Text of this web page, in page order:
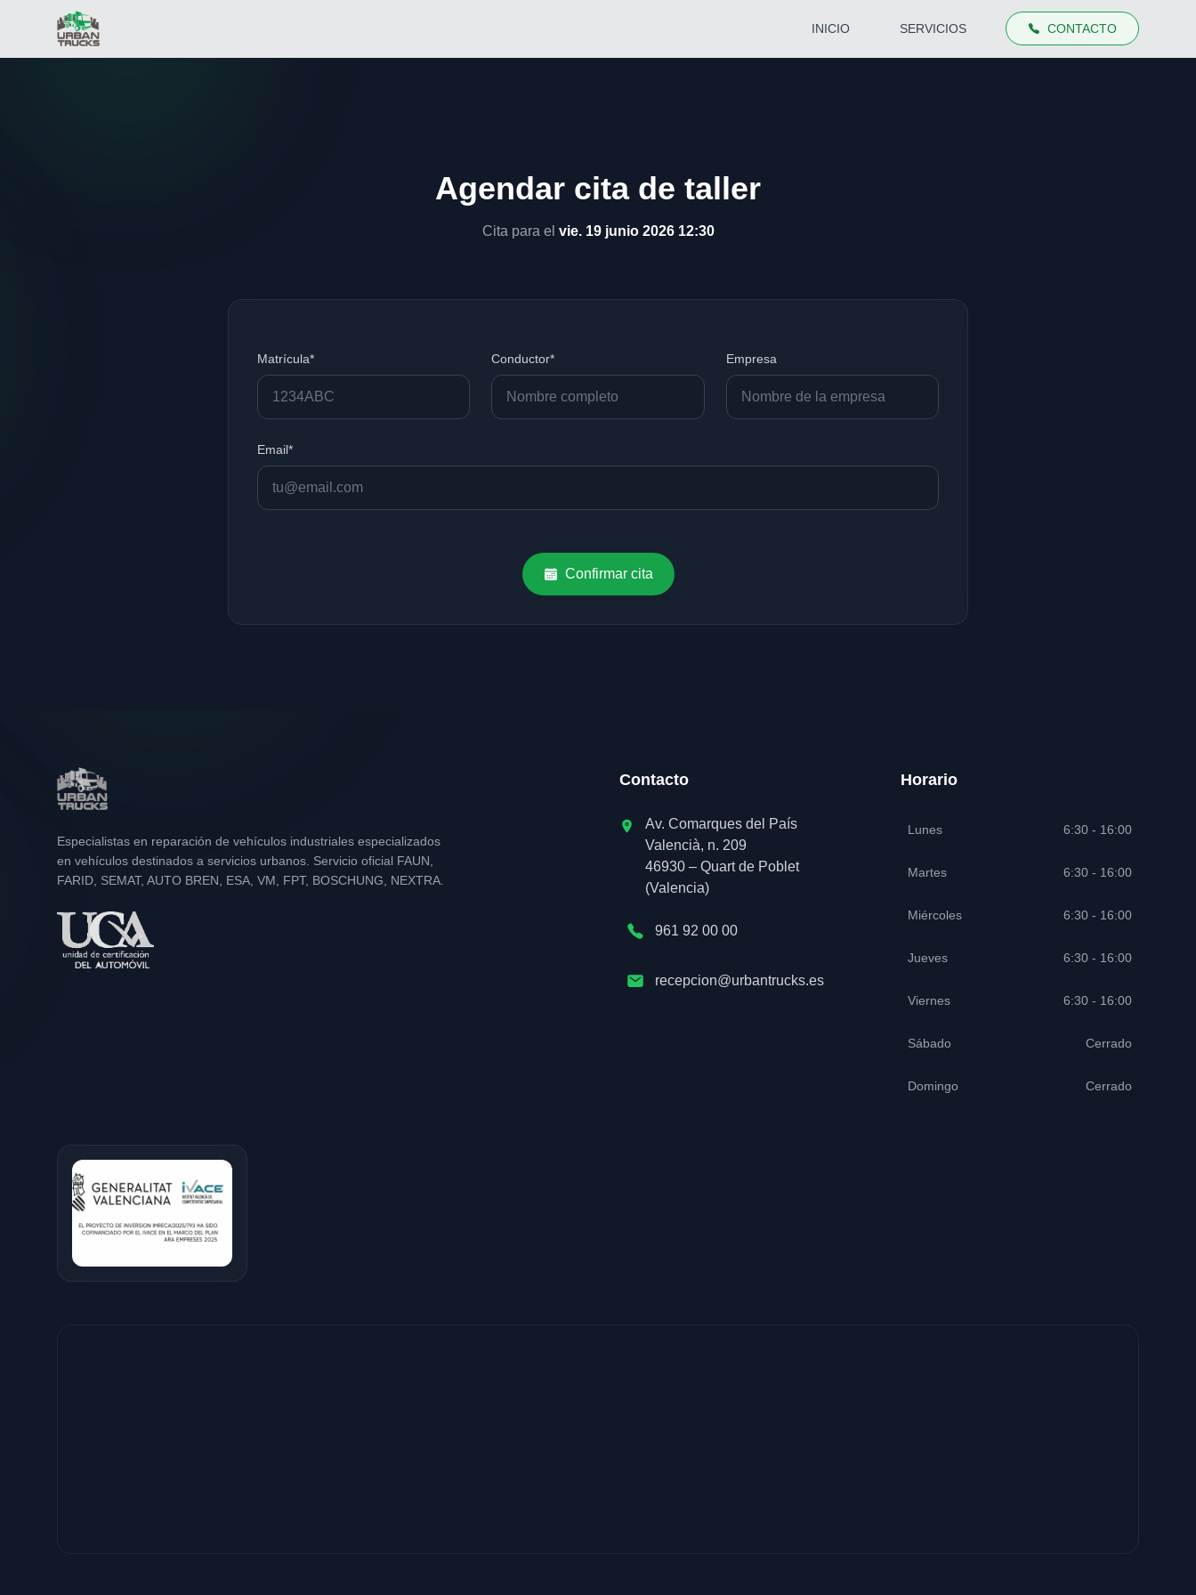
INICIO SERVICIOS CONTACTO
Agendar cita de taller
Cita para el vie. 19 junio 2026 12:30
Matrícula* Conductor* Empresa
Email*
Confirmar cita
Especialistas en reparación de vehículos industriales especializados
en vehículos destinados a servicios urbanos. Servicio oficial FAUN,
FARID, SEMAT, AUTO BREN, ESA, VM, FPT, BOSCHUNG, NEXTRA.
Contacto
Av. Comarques del País
Valencià, n. 209
46930 – Quart de Poblet
(Valencia)
961 92 00 00
recepcion@urbantrucks.es
Horario
Lunes 6:30 - 16:00
Martes 6:30 - 16:00
Miércoles 6:30 - 16:00
Jueves 6:30 - 16:00
Viernes 6:30 - 16:00
Sábado Cerrado
Domingo Cerrado